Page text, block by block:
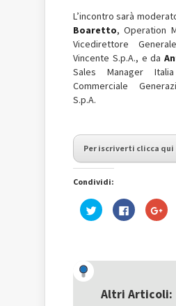
L’incontro sarà
Boaretto, Operation
Vicedirettore
Vincente S.p.A., e da
Sales Manager
Commerciale
S.p.A.
Per iscriverti clicca qui
Condividi:
Fai
clic
una
nuova
Fai
clic
nuova
finestra)
Fai
clic
una
Altri Articoli: